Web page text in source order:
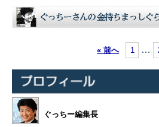
« 前へ 1 …
ぐっちー編集長